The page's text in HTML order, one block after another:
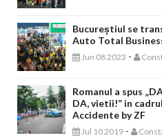
Bucureștiul se
Auto Total
Jun 08 2023 -
Romanul a spus
DA, vietii!” in
Accidente by ZF
Jul 10 2019 -